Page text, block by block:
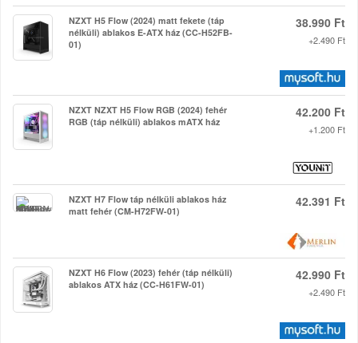
NZXT H5 Flow (2024) matt fekete (táp
nélküli) ablakos E-ATX ház (CC-H52FB-
01)
38.990 Ft
+2.490 Ft
NZXT NZXT H5 Flow RGB (2024) fehér
RGB (táp nélküli) ablakos mATX ház
42.200 Ft
+1.200 Ft
NZXT H7 Flow táp nélküli ablakos ház
matt fehér (CM-H72FW-01)
42.391 Ft
NZXT H6 Flow (2023) fehér (táp nélküli)
ablakos ATX ház (CC-H61FW-01)
42.990 Ft
+2.490 Ft